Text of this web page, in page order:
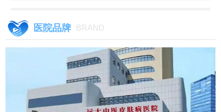
医院品牌 BRAND